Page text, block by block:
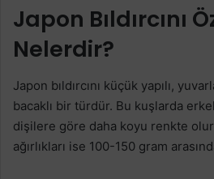
Japon Bıldırcını
Nelerdir?
Japon bıldırcını küçük yapılı,
bacaklı bir türdür. Bu kuşlarda
dişilere göre daha koyu renkte
ağırlıkları ise 100-150 gram